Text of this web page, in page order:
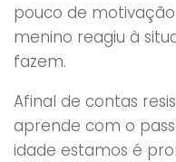
pouco de
menino reagiu à
fazem.
Afinal de contas
aprende com o
idade estamos é